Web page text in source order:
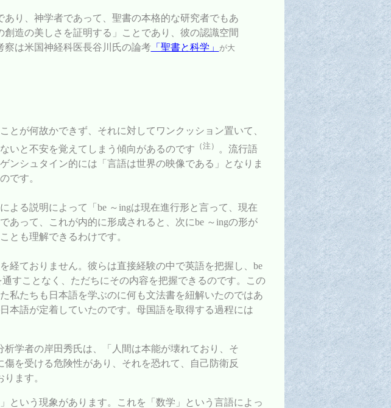
り、神学者であって、聖書の本格的な研究者でもあ
造の美しさを証明する」ことであり、彼の認識空間
は米国神経科医長谷川氏の論考「聖書と科学」
が大
が何故かできず、それに対してワンクッション置いて、
いと不安を覚えてしまう傾向があるのです （注）
。流行語
ンシュタイン的には「言語は世界の映像である」となりま
です。
よる説明によって「be ～ingは現在進行形と言って、現在
あって、これが内的に形成されると、次にbe ～ingの形が
とも理解できるわけです。
経ておりません。彼らは直接経験の中で英語を把握し、be
すことなく、ただちにその内容を把握できるのです。この
私たちも日本語を学ぶのに何も文法書を紐解いたのではあ
本語が定着していたのです。母国語を取得する過程には
学者の岸田秀氏は、「人間は本能が壊れており、そ
を受ける危険性があり、それを恐れて、自己防衛反
ます。
という現象があります。これを「数学」という言語によっ